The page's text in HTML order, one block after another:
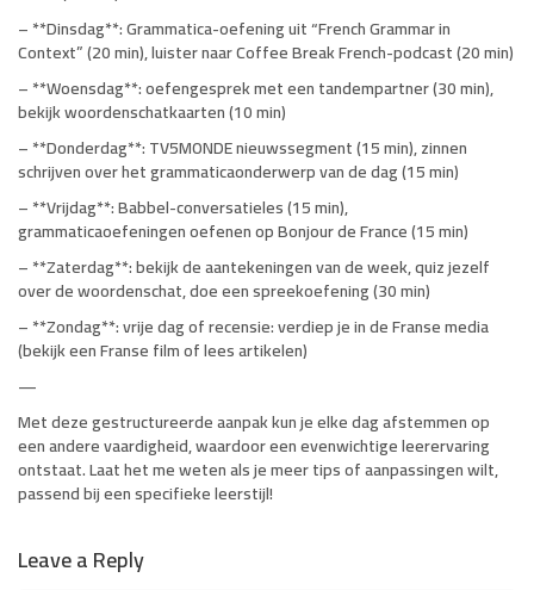
– **Dinsdag**: Grammatica-oefening uit “French Grammar in
Context” (20 min), luister naar Coffee Break French-podcast (20 min)
– **Woensdag**: oefengesprek met een tandempartner (30 min),
bekijk woordenschatkaarten (10 min)
– **Donderdag**: TV5MONDE nieuwssegment (15 min), zinnen
schrijven over het grammaticaonderwerp van de dag (15 min)
– **Vrijdag**: Babbel-conversatieles (15 min),
grammaticaoefeningen oefenen op Bonjour de France (15 min)
– **Zaterdag**: bekijk de aantekeningen van de week, quiz jezelf
over de woordenschat, doe een spreekoefening (30 min)
– **Zondag**: vrije dag of recensie: verdiep je in de Franse media
(bekijk een Franse film of lees artikelen)
—
Met deze gestructureerde aanpak kun je elke dag afstemmen op
een andere vaardigheid, waardoor een evenwichtige leerervaring
ontstaat. Laat het me weten als je meer tips of aanpassingen wilt,
passend bij een specifieke leerstijl!
Leave a Reply